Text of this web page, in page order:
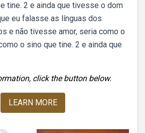
tine. 2 e ainda que tivesse o dom
eu falasse as línguas dos
e não tivesse amor, seria como o
o sino que tine. 2 e ainda que
click the button below.
LEARN MORE